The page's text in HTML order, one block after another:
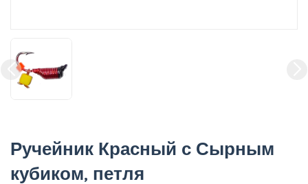
Ручейник Красный с Сырным
кубиком, петля